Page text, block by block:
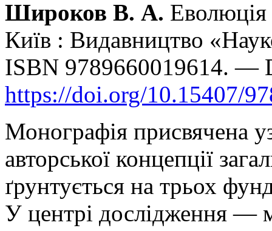
Широков В. А.
Київ : Видавництво
ISBN 9789660019614. —
https://doi.org/10.15407/
Монографія присвячена
авторської концепції
ґрунтується на трьох
У центрі дослідження —